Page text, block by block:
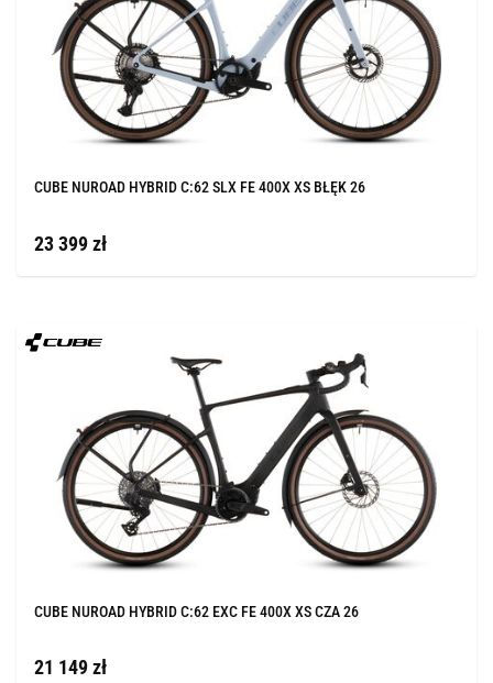
CUBE NUROAD HYBRID C:62 SLX FE 400X XS BŁĘK 26
23 399 zł
CUBE NUROAD HYBRID C:62 EXC FE 400X XS CZA 26
21 149 zł